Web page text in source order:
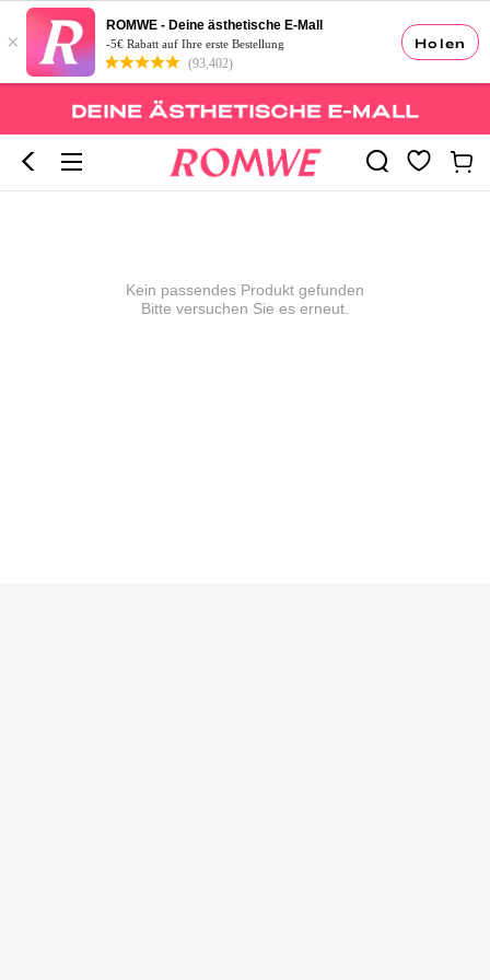
Holen
×
ROMWE - Deine ästhetische E-Mall
-5€ Rabatt auf Ihre erste Bestellung
(93,402)
Kein passendes Produkt gefunden
Bitte versuchen Sie es erneut.